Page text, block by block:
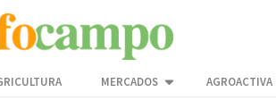
MERCADOS AGROACTIVA